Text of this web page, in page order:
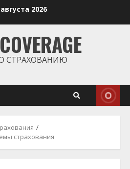
2026
СТРАХОВАНИЮ
страхования